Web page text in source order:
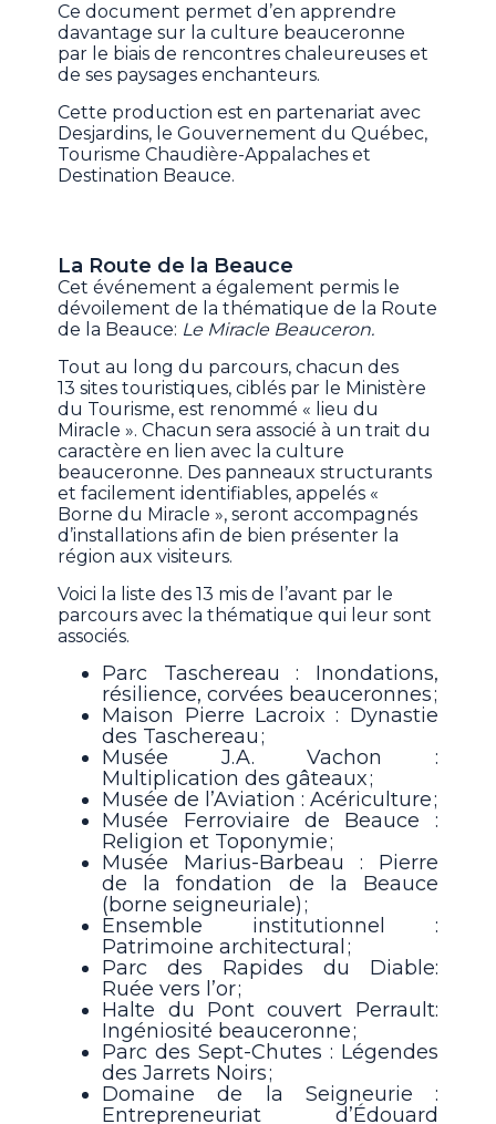
Ce document permet d’en apprendre
davantage sur la culture beauceronne
par le biais de rencontres chaleureuses et
de ses paysages enchanteurs.
Cette production est en partenariat avec
Desjardins, le Gouvernement du Québec,
Tourisme Chaudière-Appalaches et
Destination Beauce.
La Route de la Beauce
Cet événement a également permis le
dévoilement de la thématique de la Route
de la Beauce: Le Miracle Beauceron.
Tout au long du parcours, chacun des
13 sites touristiques, ciblés par le Ministère
du Tourisme, est renommé « lieu du
Miracle ». Chacun sera associé à un trait du
caractère en lien avec la culture
beauceronne. Des panneaux structurants
et facilement identifiables, appelés «
Borne du Miracle », seront accompagnés
d’installations afin de bien présenter la
région aux visiteurs.
Voici la liste des 13 mis de l’avant par le
parcours avec la thématique qui leur sont
associés.
Parc Taschereau : Inondations,
résilience, corvées beauceronnes ;
Maison Pierre Lacroix : Dynastie
des Taschereau ;
Musée J.A. Vachon :
Multiplication des gâteaux ;
Musée de l’Aviation : Acériculture ;
Musée Ferroviaire de Beauce :
Religion et Toponymie ;
Musée Marius-Barbeau : Pierre
de la fondation de la Beauce
(borne seigneuriale) ;
Ensemble institutionnel :
Patrimoine architectural ;
Parc des Rapides du Diable:
Ruée vers l’or ;
Halte du Pont couvert Perrault:
Ingéniosité beauceronne ;
Parc des Sept-Chutes : Légendes
des Jarrets Noirs ;
Domaine de la Seigneurie :
Entrepreneuriat d’Édouard